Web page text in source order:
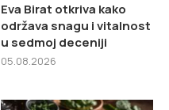
Eva Birat otkriva kako
održava snagu i vitalnost
u sedmoj deceniji
05.08.2026